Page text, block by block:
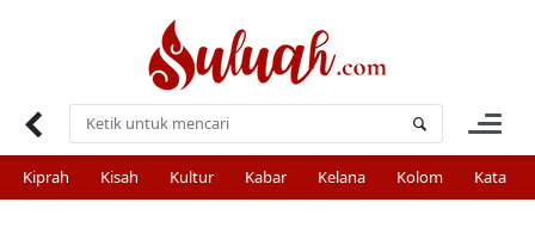
Kiprah Kisah Kultur Kabar Kelana Kolom Kata